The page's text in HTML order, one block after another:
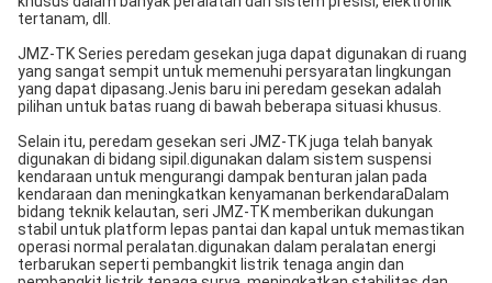
tertanam, dll.
JMZ-TK Series peredam gesekan juga dapat digunakan di ruang
yang sangat sempit untuk memenuhi persyaratan lingkungan
yang dapat dipasang.Jenis baru ini peredam gesekan adalah
pilihan untuk batas ruang di bawah beberapa situasi khusus.
Selain itu, peredam gesekan seri JMZ-TK juga telah banyak
digunakan di bidang sipil.digunakan dalam sistem suspensi
kendaraan untuk mengurangi dampak benturan jalan pada
kendaraan dan meningkatkan kenyamanan berkendaraDalam
bidang teknik kelautan, seri JMZ-TK memberikan dukungan
stabil untuk platform lepas pantai dan kapal untuk memastikan
operasi normal peralatan.digunakan dalam peralatan energi
terbarukan seperti pembangkit listrik tenaga angin dan